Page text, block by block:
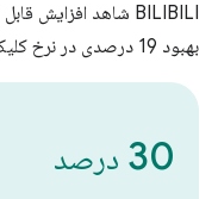
بهبود 19 درصدی در نرخ کلیک ویدیوهای پخش زنده بود.
30 درصد